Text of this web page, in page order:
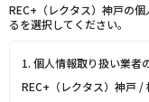
REC+（レクタス）神戸の
るを選択してください。
1. 個人情報取り扱い業者
REC+（レクタス）神戸 /